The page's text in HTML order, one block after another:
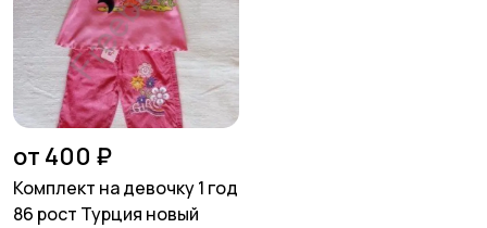
Детская одежда
Детский транспорт
от 400 ₽
Комплект на девочку 1 год
86 рост Турция новый